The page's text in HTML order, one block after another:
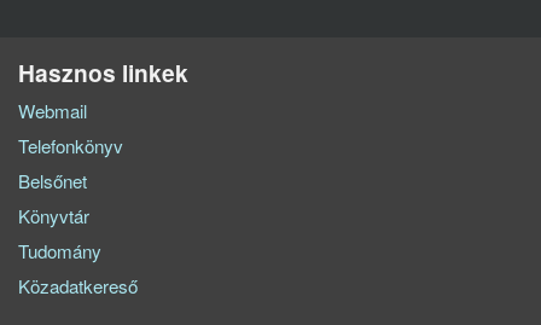
Hasznos linkek
Webmail
Telefonkönyv
Belsőnet
Könyvtár
Tudomány
Közadatkereső